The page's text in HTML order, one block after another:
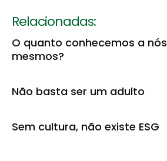
Relacionadas:
O quanto conhecemos a nós
mesmos?
Não basta ser um adulto
Sem cultura, não existe ESG